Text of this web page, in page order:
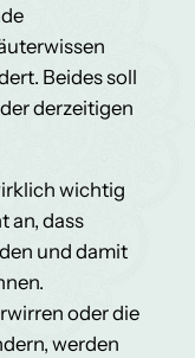
Beides soll
derzeitigen
wichtig
an, dass
und damit
oder die
werden